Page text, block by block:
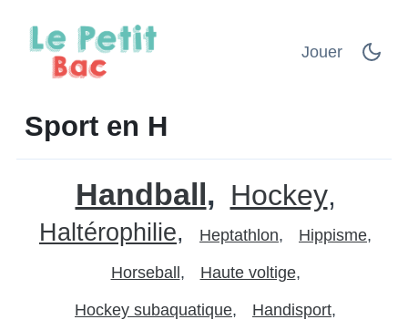
Jouer
Sport en H
Handball Hockey
Haltérophilie Heptathlon Hippisme
Horseball Haute voltige
Hockey subaquatique Handisport